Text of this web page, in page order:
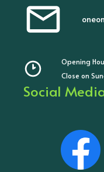
Opening
Close on
Social